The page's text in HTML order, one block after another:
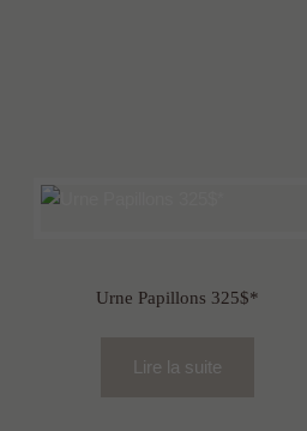
Urne Papillons 325$*
Lire la suite